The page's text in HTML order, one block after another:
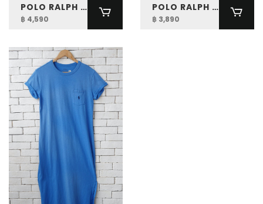
POLO RALPH LAUREN WOMEN PIQUE A-LINE POLO DRESS
฿ 4,590
POLO RALPH LAUREN WOMEN COTTON CREWNECK POCKET TEE DRESS
฿ 3,890